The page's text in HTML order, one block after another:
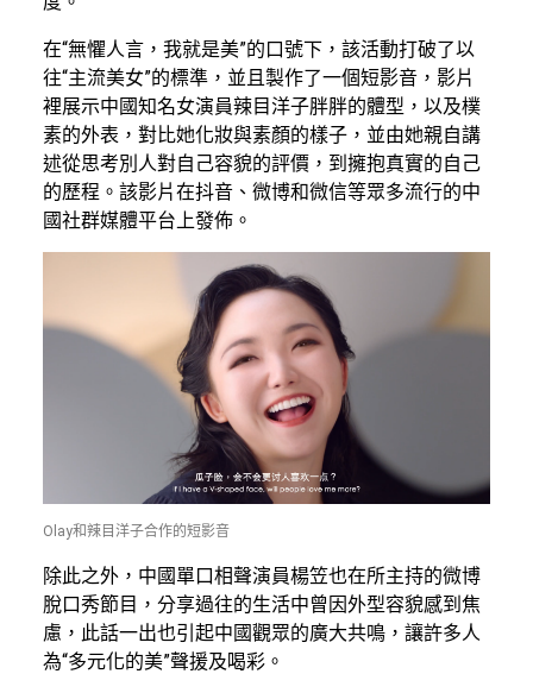
在“無懼人言，我就是美”的口號下，該活動打破了以
往“主流美女”的標準，並且製作了一個短影音，影片
裡展示中國知名女演員辣目洋子胖胖的體型，以及樸
素的外表，對比她化妝與素顏的樣子，並由她親自講
述從思考別人對自己容貌的評價，到擁抱真實的自己
的歷程。該影片在抖音、微博和微信等眾多流行的中
國社群媒體平台上發佈。
Olay和辣目洋子合作的短影音
除此之外，中國單口相聲演員楊笠也在所主持的微博
脫口秀節目，分享過往的生活中曾因外型容貌感到焦
慮，此話一出也引起中國觀眾的廣大共鳴，讓許多人
為“多元化的美”聲援及喝彩。